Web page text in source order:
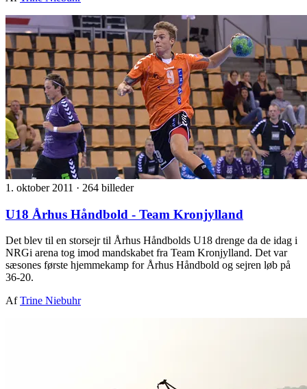
1. oktober 2011 · 264 billeder
U18 Århus Håndbold - Team Kronjylland
Det blev til en storsejr til Århus Håndbolds U18 drenge da de idag i
NRGi arena tog imod mandskabet fra Team Kronjylland. Det var
sæsones første hjemmekamp for Århus Håndbold og sejren løb på
36-20.
AfTrine Niebuhr